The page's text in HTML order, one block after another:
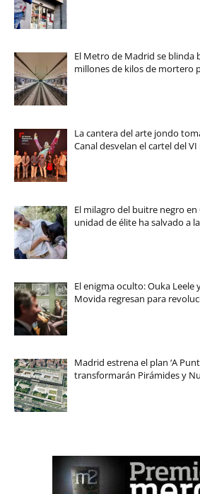
El Metro de Madrid se blinda
millones de kilos de mortero
La cantera del arte jondo
Canal desvelan el cartel del
El milagro del buitre negro
unidad de élite ha salvado a
El enigma oculto: Ouka Leele
Movida regresan para
Madrid estrena el plan ‘A
transformarán Pirámides y